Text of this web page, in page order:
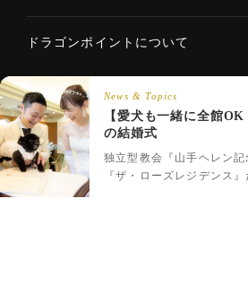
ドラゴンポイントについて
Copyright © 2020 ROSE HOTELS
フェア予約 プラン一覧
News & Topics
【愛犬も一緒に全館
の結婚式
独立型教会『山手ヘレン
『ザ・ローズレジデンス